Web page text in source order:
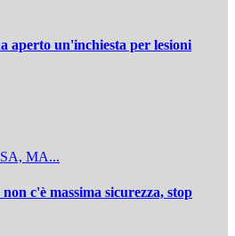
aperto un'inchiesta per lesioni
MA...
c'è massima sicurezza, stop